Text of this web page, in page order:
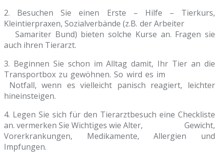
2. Besuchen Sie einen Erste – Hilfe – Tierkurs,
Kleintierpraxen, Sozialverbände (z.B. der Arbeiter
Samariter Bund) bieten solche Kurse an. Fragen sie
auch ihren Tierarzt.
3. Beginnen Sie schon im Alltag damit, Ihr Tier an die
Transportbox zu gewöhnen. So wird es im
Notfall, wenn es vielleicht panisch reagiert, leichter
hineinsteigen.
4. Legen Sie sich für den Tierarztbesuch eine Checkliste
an. vermerken Sie Wichtiges wie Alter, Gewicht,
Vorerkrankungen, Medikamente, Allergien und
Impfungen.